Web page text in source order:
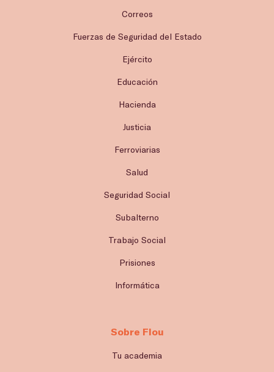
Correos
Fuerzas de Seguridad del Estado
Ejército
Educación
Hacienda
Justicia
Ferroviarias
Salud
Seguridad Social
Subalterno
Trabajo Social
Prisiones
Informática
Sobre Flou
Tu academia